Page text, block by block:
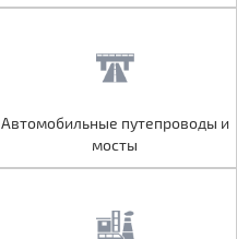
Автомобильные путепроводы и
мосты
Автомобильные путепроводы и
мосты